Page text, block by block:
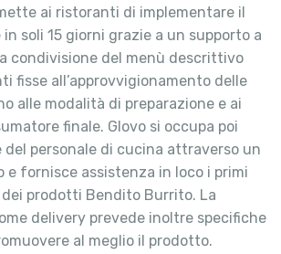
ai ristoranti di implementare il
soli 15 giorni grazie a un supporto a
condivisione del menù descrittivo
fisse all’approvvigionamento delle
alle modalità di preparazione e ai
finale. Glovo si occupa poi
personale di cucina attraverso un
e fornisce assistenza in loco i primi
prodotti Bendito Burrito. La
delivery prevede inoltre specifiche
al meglio il prodotto.